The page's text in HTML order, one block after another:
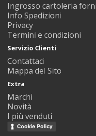
Ingrosso cartoleria
Info Spedizioni
Privacy
Termini e condizioni
Servizio Clienti
Contattaci
Mappa del Sito
Extra
Marchi
Novità
I più venduti
Cookie Policy